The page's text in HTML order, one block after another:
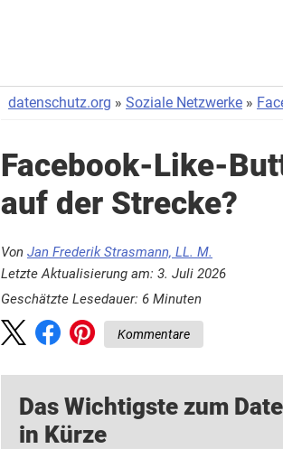
datenschutz.org Soziale Netzwerke
Facebook-Like-
auf der Strecke?
Von Jan Frederik Strasmann, LL. M.
Letzte Aktualisierung am: 3. Juli 2026
Geschätzte Lesedauer: 6 Minuten
Kommentare
Das Wichtigste zum
in Kürze